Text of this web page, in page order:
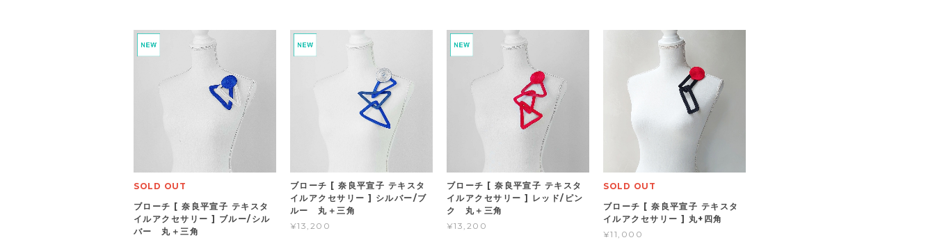
SOLD OUT
ブローチ [ 奈良平宣子 テキスタ
イルアクセサリー ] ブルー/シル
バー 丸＋三角
ブローチ [ 奈良平宣子 テキスタ
イルアクセサリー ] シルバー/ブ
ルー 丸＋三角
¥13,200
ブローチ [ 奈良平宣子 テキスタ
イルアクセサリー ] レッド/ピン
ク 丸＋三角
¥13,200
SOLD OUT
ブローチ [ 奈良平宣子 テキスタ
イルアクセサリー ] 丸+四角
¥11,000